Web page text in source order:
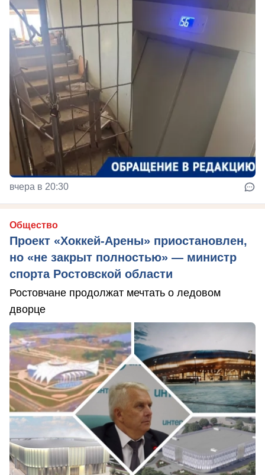
вчера в 20:30
Общество
Проект «Хоккей-Арены» приостановлен,
но «не закрыт полностью» — министр
спорта Ростовской области
Ростовчане продолжат мечтать о ледовом
дворце